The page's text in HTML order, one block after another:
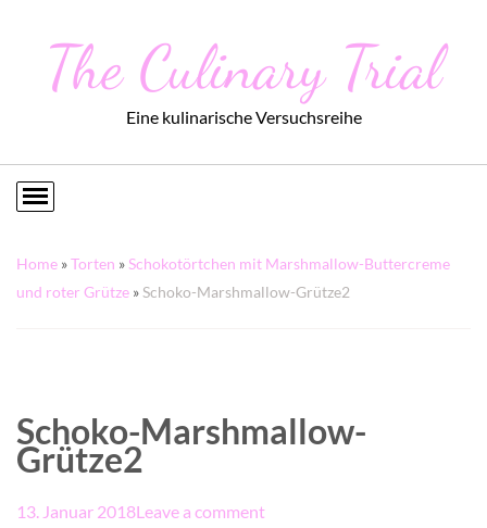
The Culinary Trial
Eine kulinarische Versuchsreihe
Home »Torten »Schokotörtchen mit Marshmallow-Buttercreme
und roter Grütze »Schoko-Marshmallow-Grütze2
Schoko-Marshmallow-
Grütze2
13. Januar 2018Leave a comment